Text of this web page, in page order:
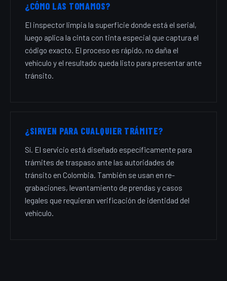
¿CÓMO LAS TOMAMOS?
El inspector limpia la superficie donde está el serial,
luego aplica la cinta con tinta especial que captura el
código exacto. El proceso es rápido, no daña el
vehículo y el resultado queda listo para presentar ante
tránsito.
¿SIRVEN PARA CUALQUIER TRÁMITE?
Sí. El servicio está diseñado específicamente para
trámites de traspaso ante las autoridades de
tránsito en Colombia. También se usan en re-
grabaciones, levantamiento de prendas y casos
legales que requieran verificación de identidad del
vehículo.